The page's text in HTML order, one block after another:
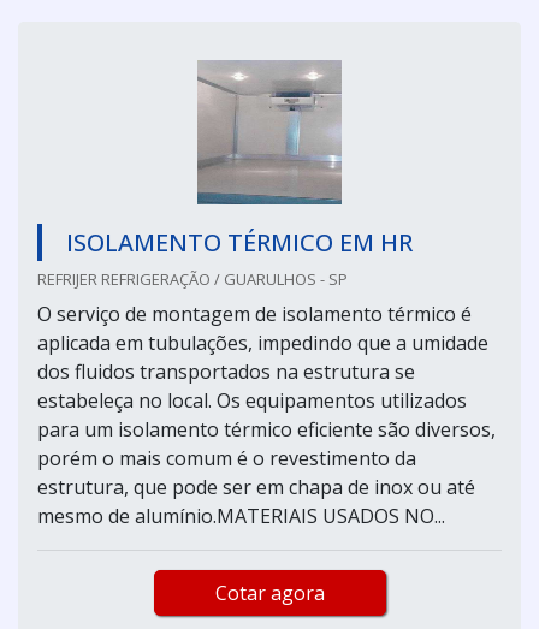
ISOLAMENTO TÉRMICO EM HR
REFRIJER REFRIGERAÇÃO / GUARULHOS - SP
O serviço de montagem de isolamento térmico é
aplicada em tubulações, impedindo que a umidade
dos fluidos transportados na estrutura se
estabeleça no local. Os equipamentos utilizados
para um isolamento térmico eficiente são diversos,
porém o mais comum é o revestimento da
estrutura, que pode ser em chapa de inox ou até
mesmo de alumínio.MATERIAIS USADOS NO...
Cotar agora